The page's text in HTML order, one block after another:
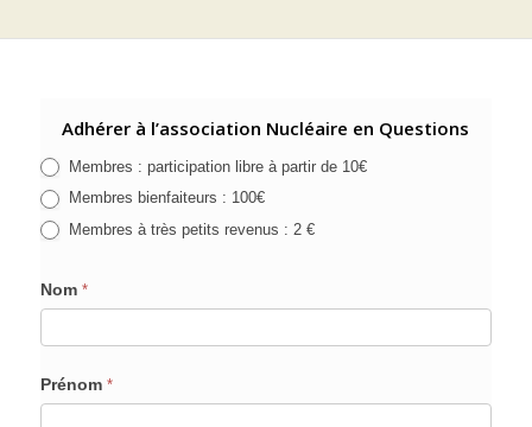
Adhérer à l’association Nucléaire en Questions
Membres : participation libre à partir de 10€
Membres bienfaiteurs : 100€
Membres à très petits revenus : 2 €
Nom *
Prénom *